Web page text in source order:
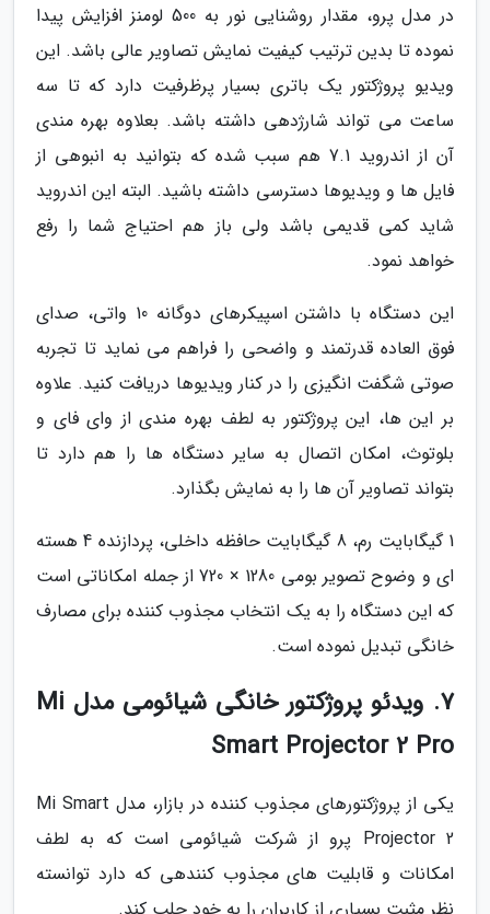
در مدل پرو، مقدار روشنایی نور به 500 لومنز افزایش پیدا
نموده تا بدین ترتیب کیفیت نمایش تصاویر عالی باشد. این
ویدیو پروژکتور یک باتری بسیار پرظرفیت دارد که تا سه
ساعت می تواند شارژدهی داشته باشد. بعلاوه بهره مندی
آن از اندروید 7.1 هم سبب شده که بتوانید به انبوهی از
فایل ها و ویدیوها دسترسی داشته باشید. البته این اندروید
شاید کمی قدیمی باشد ولی باز هم احتیاج شما را رفع
خواهد نمود.
این دستگاه با داشتن اسپیکرهای دوگانه 10 واتی، صدای
فوق العاده قدرتمند و واضحی را فراهم می نماید تا تجربه
صوتی شگفت انگیزی را در کنار ویدیوها دریافت کنید. علاوه
بر این ها، این پروژکتور به لطف بهره مندی از وای فای و
بلوتوث، امکان اتصال به سایر دستگاه ها را هم دارد تا
بتواند تصاویر آن ها را به نمایش بگذارد.
1 گیگابایت رم، 8 گیگابایت حافظه داخلی، پردازنده 4 هسته
ای و وضوح تصویر بومی 1280 × 720 از جمله امکاناتی است
که این دستگاه را به یک انتخاب مجذوب کننده برای مصارف
خانگی تبدیل نموده است.
7. ویدئو پروژکتور خانگی شیائومی مدل Mi
Smart Projector 2 Pro
یکی از پروژکتورهای مجذوب کننده در بازار، مدل Mi Smart
Projector 2 پرو از شرکت شیائومی است که به لطف
امکانات و قابلیت های مجذوب کنندهی که دارد توانسته